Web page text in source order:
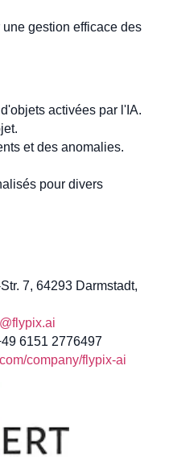
gestion efficace des
activées par l'IA.
et des anomalies.
pour divers
7, 64293 Darmstadt,
6151 2776497
company/flypix-ai